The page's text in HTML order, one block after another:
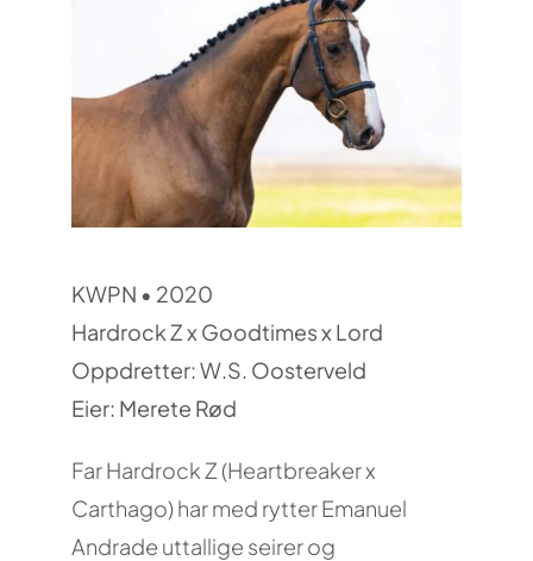
KWPN • 2020
Hardrock Z x Goodtimes x Lord
Oppdretter: W.S. Oosterveld
Eier: Merete Rød
Far Hardrock Z (Heartbreaker x
Carthago) har med rytter Emanuel
Andrade uttallige seirer og